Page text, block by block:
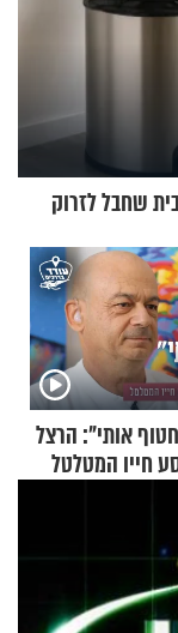
ביצים: 10 חפצים בבית שחבל לזרוק
אותי": הרצל
חייו המטלטל